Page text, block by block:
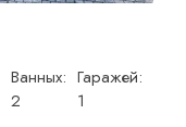
Ванных:
2
Гаражей:
1